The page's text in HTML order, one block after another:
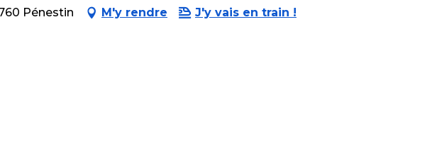
Pénestin M'y rendre J'y vais en train !